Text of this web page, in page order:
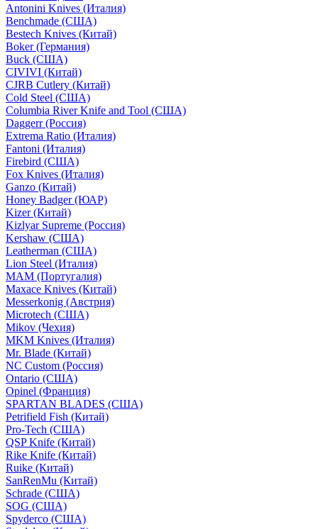
Antonini Knives (Италия)
Benchmade (США)
Bestech Knives (Китай)
Boker (Германия)
Buck (США)
CIVIVI (Китай)
CJRB Cutlery (Китай)
Cold Steel (США)
Columbia River Knife and Tool (США)
Daggerr (Россия)
Extrema Ratio (Италия)
Fantoni (Италия)
Firebird (США)
Fox Knives (Италия)
Ganzo (Китай)
Honey Badger (ЮАР)
Kizer (Китай)
Kizlyar Supreme (Россия)
Kershaw (США)
Leatherman (США)
Lion Steel (Италия)
MAM (Португалия)
Maxace Knives (Китай)
Messerkonig (Австрия)
Microtech (США)
Mikov (Чехия)
MKM Knives (Италия)
Mr. Blade (Китай)
NC Custom (Россия)
Ontario (США)
Opinel (Франция)
SPARTAN BLADES (США)
Petrifield Fish (Китай)
Pro-Tech (США)
QSP Knife (Китай)
Rike Knife (Китай)
Ruike (Китай)
SanRenMu (Китай)
Schrade (США)
SOG (США)
Spyderco (США)